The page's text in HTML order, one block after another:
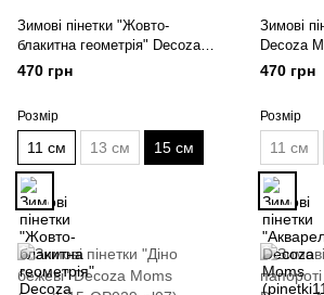
Зимові пінетки "Жовто-
блакитна геометрія" Decoza
Moms (pinetki15-OP30-pl016)
470 грн
Розмір
11 см 13 см 15 см
Зимові
Decoza
pl017)
470 грн
Розмір
11 см